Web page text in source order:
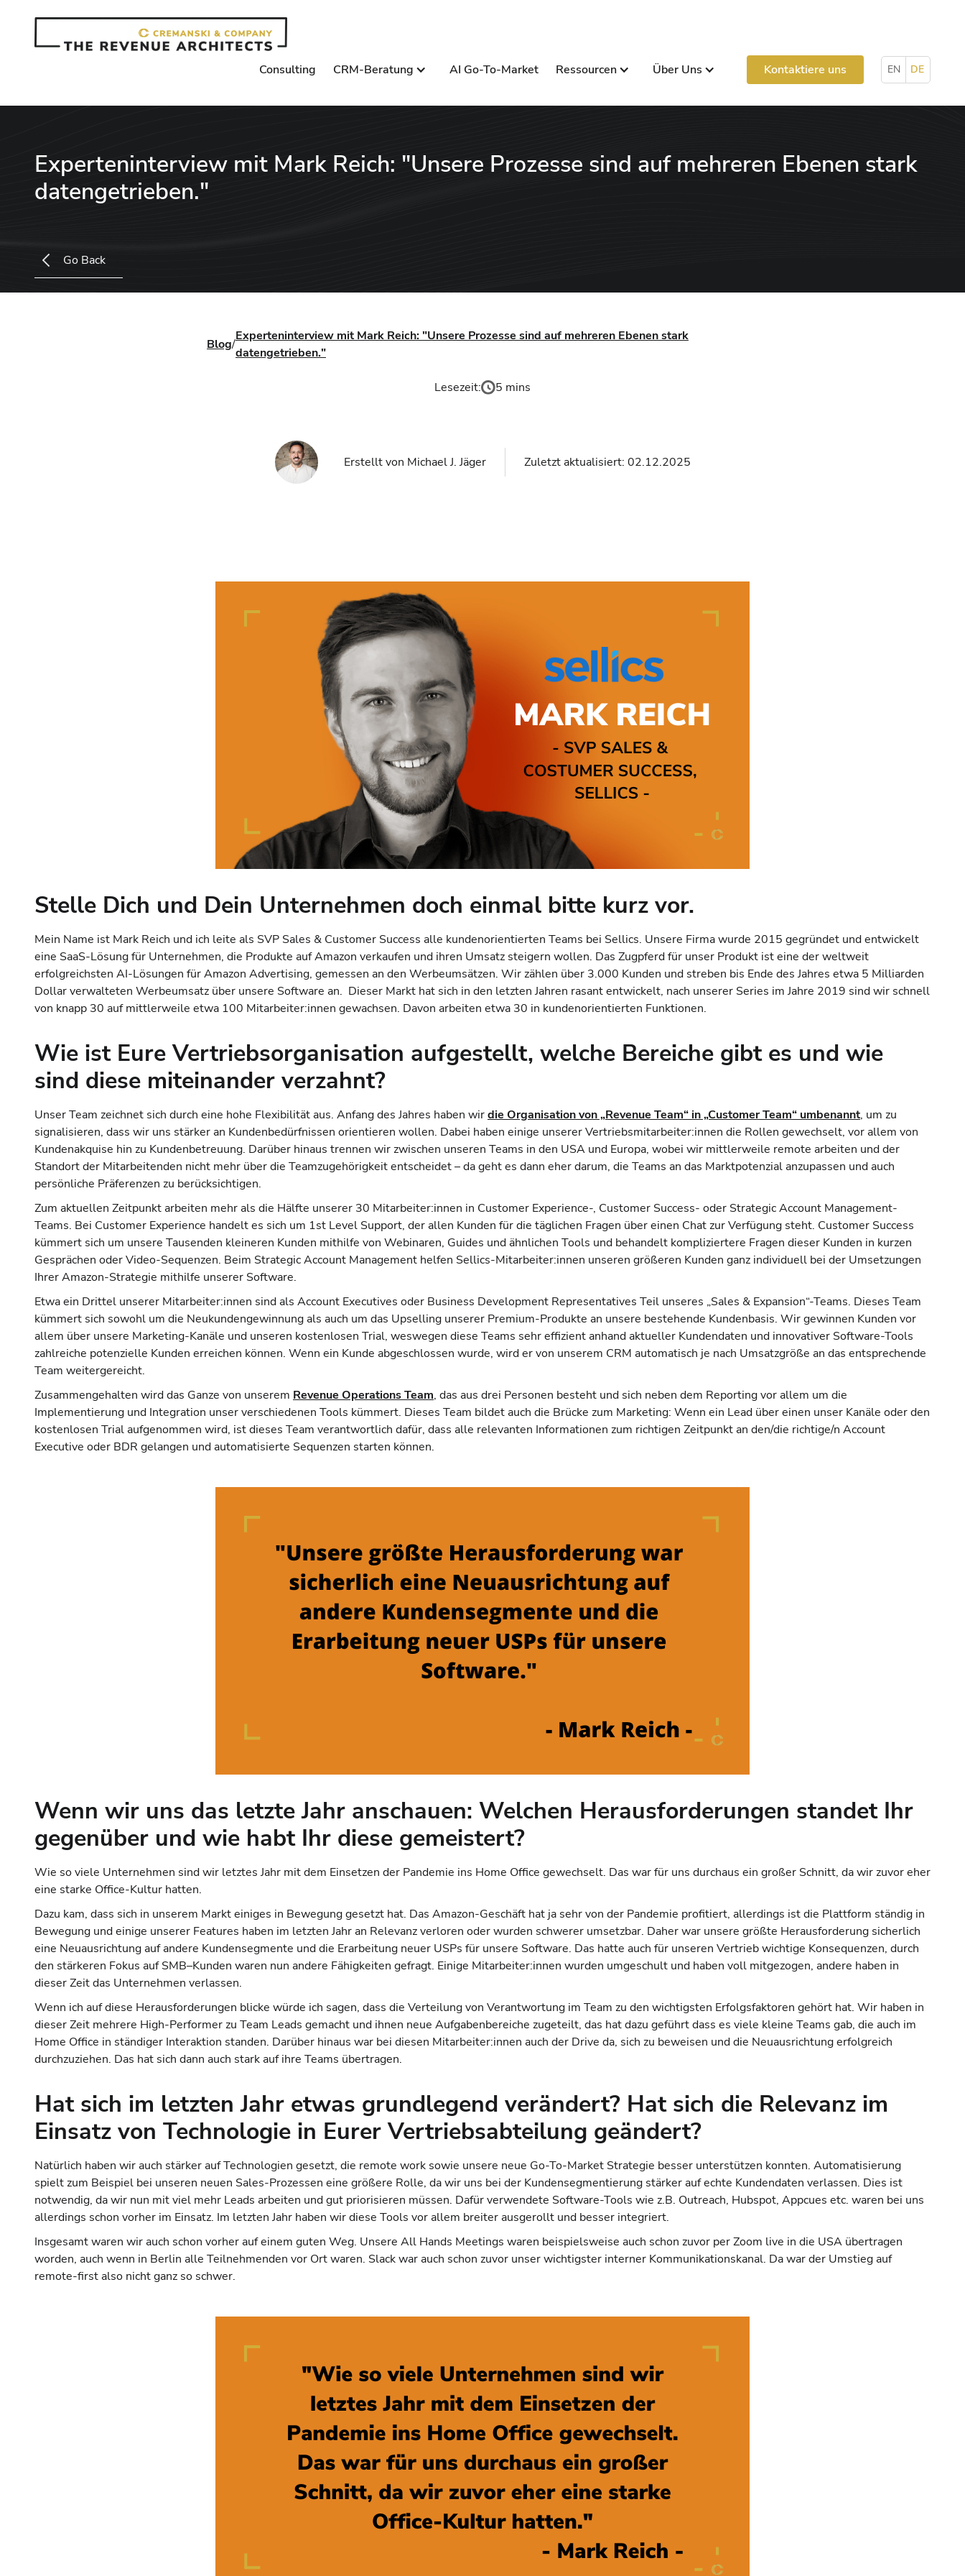
Consulting CRM-Beratung AI Go-To-Market Ressourcen Über Uns Kontaktiere uns EN DE
Experteninterview mit Mark Reich: "Unsere Prozesse sind auf mehreren Ebenen stark
datengetrieben."
Go Back
Blog/
Experteninterview mit Mark Reich: "Unsere Prozesse sind auf mehreren Ebenen stark
datengetrieben."
Lesezeit: 5 mins
Erstellt von Michael J. Jäger Zuletzt aktualisiert: 02.12.2025
Stelle Dich und Dein Unternehmen doch einmal bitte kurz vor.
Mein Name ist Mark Reich und ich leite als SVP Sales & Customer Success alle kundenorientierten Teams bei Sellics. Unsere Firma wurde 2015 gegründet und entwickelt
eine SaaS-Lösung für Unternehmen, die Produkte auf Amazon verkaufen und ihren Umsatz steigern wollen. Das Zugpferd für unser Produkt ist eine der weltweit
erfolgreichsten AI-Lösungen für Amazon Advertising, gemessen an den Werbeumsätzen. Wir zählen über 3.000 Kunden und streben bis Ende des Jahres etwa 5 Milliarden
Dollar verwalteten Werbeumsatz über unsere Software an. Dieser Markt hat sich in den letzten Jahren rasant entwickelt, nach unserer Series im Jahre 2019 sind wir schnell
von knapp 30 auf mittlerweile etwa 100 Mitarbeiter:innen gewachsen. Davon arbeiten etwa 30 in kundenorientierten Funktionen.
Wie ist Eure Vertriebsorganisation aufgestellt, welche Bereiche gibt es und wie
sind diese miteinander verzahnt?
Unser Team zeichnet sich durch eine hohe Flexibilität aus. Anfang des Jahres haben wirdie Organisation von „Revenue Team“ in „Customer Team“ umbenannt, um zu
signalisieren, dass wir uns stärker an Kundenbedürfnissen orientieren wollen. Dabei haben einige unserer Vertriebsmitarbeiter:innen die Rollen gewechselt, vor allem von
Kundenakquise hin zu Kundenbetreuung. Darüber hinaus trennen wir zwischen unseren Teams in den USA und Europa, wobei wir mittlerweile remote arbeiten und der
Standort der Mitarbeitenden nicht mehr über die Teamzugehörigkeit entscheidet – da geht es dann eher darum, die Teams an das Marktpotenzial anzupassen und auch
persönliche Präferenzen zu berücksichtigen.
Zum aktuellen Zeitpunkt arbeiten mehr als die Hälfte unserer 30 Mitarbeiter:innen in Customer Experience-, Customer Success- oder Strategic Account Management-
Teams. Bei Customer Experience handelt es sich um 1st Level Support, der allen Kunden für die täglichen Fragen über einen Chat zur Verfügung steht. Customer Success
kümmert sich um unsere Tausenden kleineren Kunden mithilfe von Webinaren, Guides und ähnlichen Tools und behandelt kompliziertere Fragen dieser Kunden in kurzen
Gesprächen oder Video-Sequenzen. Beim Strategic Account Management helfen Sellics-Mitarbeiter:innen unseren größeren Kunden ganz individuell bei der Umsetzungen
Ihrer Amazon-Strategie mithilfe unserer Software.
Etwa ein Drittel unserer Mitarbeiter:innen sind als Account Executives oder Business Development Representatives Teil unseres „Sales & Expansion“-Teams. Dieses Team
kümmert sich sowohl um die Neukundengewinnung als auch um das Upselling unserer Premium-Produkte an unsere bestehende Kundenbasis. Wir gewinnen Kunden vor
allem über unsere Marketing-Kanäle und unseren kostenlosen Trial, weswegen diese Teams sehr effizient anhand aktueller Kundendaten und innovativer Software-Tools
zahlreiche potenzielle Kunden erreichen können. Wenn ein Kunde abgeschlossen wurde, wird er von unserem CRM automatisch je nach Umsatzgröße an das entsprechende
Team weitergereicht.
Zusammengehalten wird das Ganze von unserem Revenue Operations Team, das aus drei Personen besteht und sich neben dem Reporting vor allem um die
Implementierung und Integration unser verschiedenen Tools kümmert. Dieses Team bildet auch die Brücke zum Marketing: Wenn ein Lead über einen unser Kanäle oder den
kostenlosen Trial aufgenommen wird, ist dieses Team verantwortlich dafür, dass alle relevanten Informationen zum richtigen Zeitpunkt an den/die richtige/n Account
Executive oder BDR gelangen und automatisierte Sequenzen starten können.
Wenn wir uns das letzte Jahr anschauen: Welchen Herausforderungen standet Ihr
gegenüber und wie habt Ihr diese gemeistert?
Wie so viele Unternehmen sind wir letztes Jahr mit dem Einsetzen der Pandemie ins Home Office gewechselt. Das war für uns durchaus ein großer Schnitt, da wir zuvor eher
eine starke Office-Kultur hatten.
Dazu kam, dass sich in unserem Markt einiges in Bewegung gesetzt hat. Das Amazon-Geschäft hat ja sehr von der Pandemie profitiert, allerdings ist die Plattform ständig in
Bewegung und einige unserer Features haben im letzten Jahr an Relevanz verloren oder wurden schwerer umsetzbar. Daher war unsere größte Herausforderung sicherlich
eine Neuausrichtung auf andere Kundensegmente und die Erarbeitung neuer USPs für unsere Software. Das hatte auch für unseren Vertrieb wichtige Konsequenzen, durch
den stärkeren Fokus auf SMB–Kunden waren nun andere Fähigkeiten gefragt. Einige Mitarbeiter:innen wurden umgeschult und haben voll mitgezogen, andere haben in
dieser Zeit das Unternehmen verlassen.
Wenn ich auf diese Herausforderungen blicke würde ich sagen, dass die Verteilung von Verantwortung im Team zu den wichtigsten Erfolgsfaktoren gehört hat. Wir haben in
dieser Zeit mehrere High-Performer zu Team Leads gemacht und ihnen neue Aufgabenbereiche zugeteilt, das hat dazu geführt dass es viele kleine Teams gab, die auch im
Home Office in ständiger Interaktion standen. Darüber hinaus war bei diesen Mitarbeiter:innen auch der Drive da, sich zu beweisen und die Neuausrichtung erfolgreich
durchzuziehen. Das hat sich dann auch stark auf ihre Teams übertragen.
Hat sich im letzten Jahr etwas grundlegend verändert? Hat sich die Relevanz im
Einsatz von Technologie in Eurer Vertriebsabteilung geändert?
Natürlich haben wir auch stärker auf Technologien gesetzt, die remote work sowie unsere neue Go-To-Market Strategie besser unterstützen konnten. Automatisierung
spielt zum Beispiel bei unseren neuen Sales-Prozessen eine größere Rolle, da wir uns bei der Kundensegmentierung stärker auf echte Kundendaten verlassen. Dies ist
notwendig, da wir nun mit viel mehr Leads arbeiten und gut priorisieren müssen. Dafür verwendete Software-Tools wie z.B. Outreach, Hubspot, Appcues etc. waren bei uns
allerdings schon vorher im Einsatz. Im letzten Jahr haben wir diese Tools vor allem breiter ausgerollt und besser integriert.
Insgesamt waren wir auch schon vorher auf einem guten Weg. Unsere All Hands Meetings waren beispielsweise auch schon zuvor per Zoom live in die USA übertragen
worden, auch wenn in Berlin alle Teilnehmenden vor Ort waren. Slack war auch schon zuvor unser wichtigster interner Kommunikationskanal. Da war der Umstieg auf
remote-first also nicht ganz so schwer.